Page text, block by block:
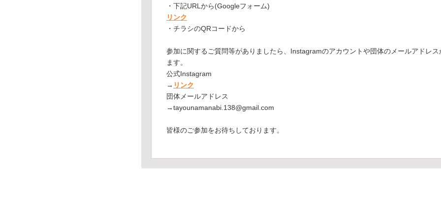
・下記URLから(Googleフォーム)
リンク
・チラシのQRコードから
参加に関するご質問等がありましたら、Instagramのアカウントや団体のメールアドレス
ます。
公式Instagram
→ リンク
団体メールアドレス
→tayounamanabi.138@gmail.com
皆様のご参加をお待ちしております。